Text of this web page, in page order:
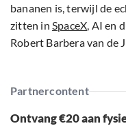
bananen is, terwijl de
zitten in SpaceX , AI en
Robert Barbera van de
Partnercontent
Ontvang €20 aan